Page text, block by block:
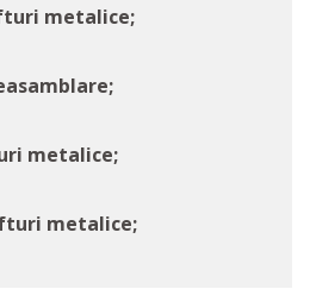
metalice;
metalice;
metalice;